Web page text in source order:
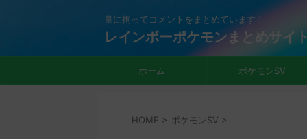
量に拘ってコメントをまとめています！
レインボーポケモンまとめサイ
ホーム ポケモンSV
HOME > ポケモンSV >